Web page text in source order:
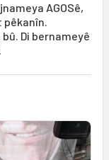
AGOSê,
pêkanîn.
Di bernameyê